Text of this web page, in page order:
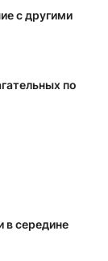
с другими
по
в середине